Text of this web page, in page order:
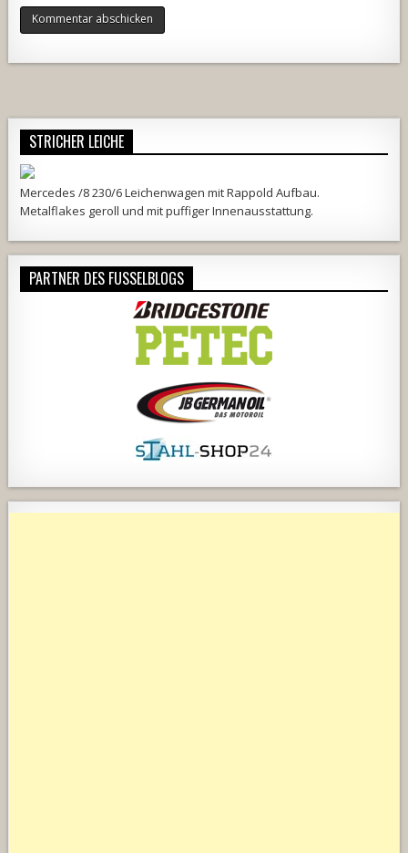
STRICHER LEICHE
Mercedes /8 230/6 Leichenwagen mit Rappold Aufbau.
Metalflakes geroll und mit puffiger Innenausstattung.
PARTNER DES FUSSELBLOGS